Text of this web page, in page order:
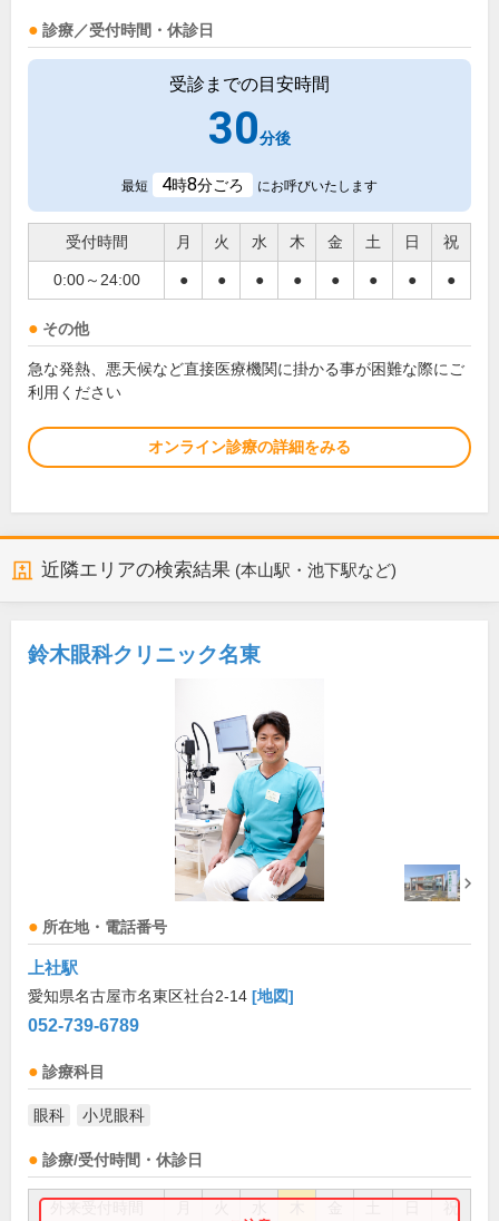
診療／受付時間・休診日
受診までの目安時間
30分後
最短 4時8分ごろ にお呼びいたします
受付時間 月 火 水 木 金 土 日 祝
0:00～24:00 ● ● ● ● ● ● ● ●
その他
急な発熱、悪天候など直接医療機関に掛かる事が困難な際にご
利用ください
オンライン診療の詳細をみる
近隣エリアの検索結果 (本山駅・池下駅など)
鈴木眼科クリニック名東
所在地・電話番号
上社駅
愛知県名古屋市名東区社台2-14 [地図]
052-739-6789
診療科目
眼科 小児眼科
診療/受付時間・休診日
祝